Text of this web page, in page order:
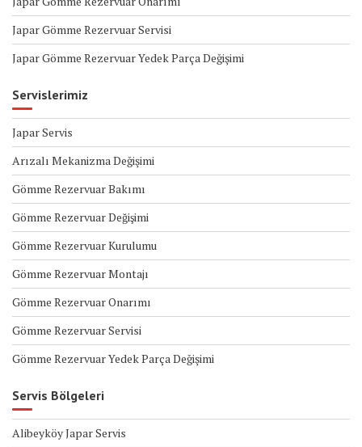
Japar Gömme Rezervuar Servisi
Japar Gömme Rezervuar Yedek Parça Değişimi
Servislerimiz
Japar Servis
Arızalı Mekanizma Değişimi
Gömme Rezervuar Bakımı
Gömme Rezervuar Değişimi
Gömme Rezervuar Kurulumu
Gömme Rezervuar Montajı
Gömme Rezervuar Onarımı
Gömme Rezervuar Servisi
Gömme Rezervuar Yedek Parça Değişimi
Servis Bölgeleri
Alibeyköy Japar Servis